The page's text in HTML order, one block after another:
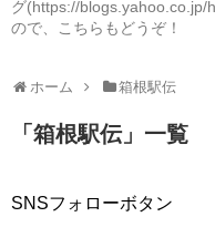
グ(https://blogs.yahoo.co.jp/
ので、こちらもどうぞ！
ホーム 箱根駅伝
「 箱根駅伝」 一覧
SNSフォローボタン